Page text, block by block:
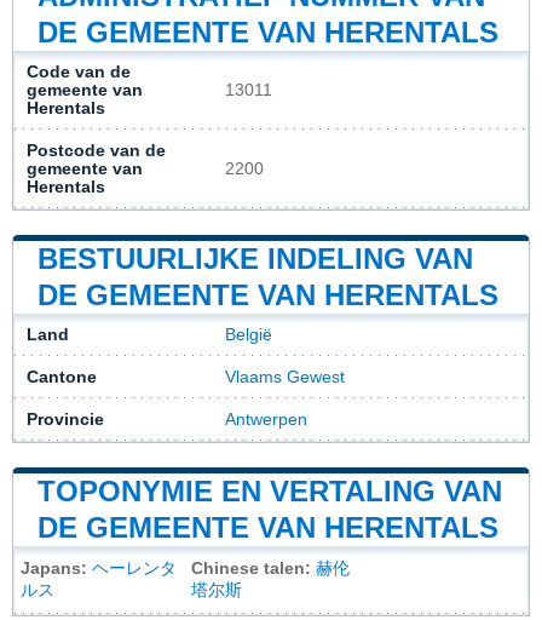
DE GEMEENTE VAN HERENTALS
Code van de
gemeente van
Herentals
13011
Postcode van de
gemeente van
Herentals
2200
BESTUURLIJKE INDELING VAN
DE GEMEENTE VAN HERENTALS
Land België
Cantone Vlaams Gewest
Provincie Antwerpen
TOPONYMIE EN VERTALING VAN
DE GEMEENTE VAN HERENTALS
Japans: ヘーレンタ
ルス
Chinese talen: 赫伦
塔尔斯